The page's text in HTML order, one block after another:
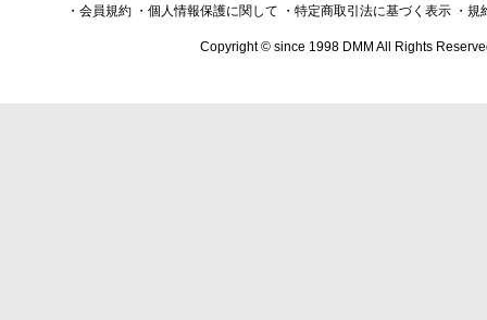
・会員規約 ・個人情報保護に関して ・特定商取引法に基づく表示 ・規
Copyright © since 1998 DMM All Rights